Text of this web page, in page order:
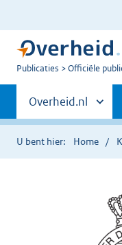
U
Publicaties Officiële
Primaire
navigatie
Andere
sites
binnen
Overheid.nl
U bent hier: Home